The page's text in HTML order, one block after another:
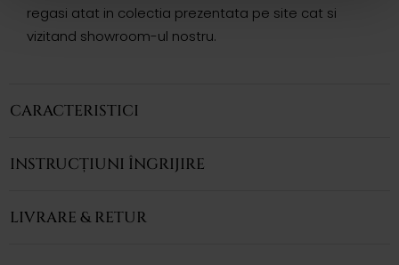
regasi atat in colectia prezentata pe site cat si
vizitand showroom-ul nostru.
CARACTERISTICI
INSTRUCȚIUNI ÎNGRIJIRE
LIVRARE & RETUR